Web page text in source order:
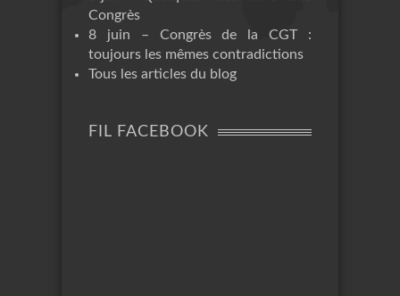
Congrès
8 juin – Congrès de la CGT :
toujours les mêmes contradictions
Tous les articles du blog
FIL FACEBOOK